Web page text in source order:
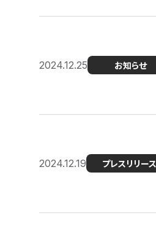
2024.12.25 お知らせ
2024.12.19 プレスリリース